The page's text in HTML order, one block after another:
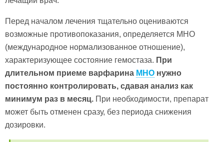
Перед началом лечения тщательно оцениваются
возможные противопоказания, определяется МНО
(международное нормализованное отношение),
характеризующее состояние гемостаза. При
длительном приеме варфарина МНО нужно
постоянно контролировать, сдавая анализ как
минимум раз в месяц. При необходимости, препарат
может быть отменен сразу, без периода снижения
дозировки.